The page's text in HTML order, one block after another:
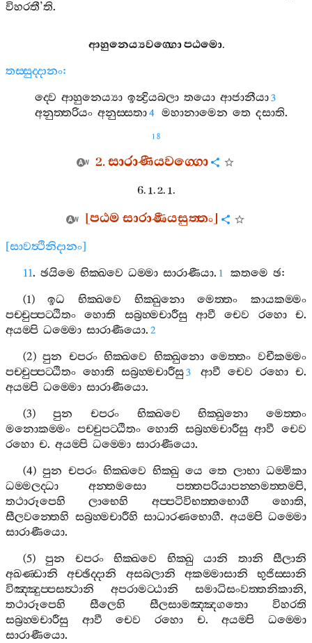
විහරතී’ති.
ආහුනෙය්‍යවග‍්ගොපඨමො.
තස‍්සුද‍්දානං:
ද‍්වෙ ආහුනෙය්‍යා ඉන්‍ද්‍රියබලා තයො ආජානීයා3
අනුත‍්තරියං අනුස‍්සතා4 මහානාමෙන තෙ දසාති.
18
2.සාරාණීයවග‍්ගො
6. 1. 2. 1.
[පඨමසාරාණීයසුත‍්තං]
[සාවත්‍ථිනිදානං]
11. ඡයිමෙ භික‍්ඛවෙ ධම‍්මා සාරාණීයා. 1 කතමෙ ඡ:
(1)ඉධ භික‍්ඛවෙ භික‍්ඛුනො මෙත‍්තං
කායකම‍්මං
පච‍්චුප‍්පට‍්ඨිතං
හොති සබ්‍රහ‍්මචාරීසු ආවී චෙව රහො ච.
අයම‍්පි ධම‍්මො සාරාණීයො. 2
(2)පුන චපරං භික‍්ඛවෙ භික‍්ඛුනො මෙත‍්තං වචීකම‍්මං
පච‍්චුප‍්පට‍්ඨිතං හොති සබ්‍රහ‍්මචාරීසු3 ආවී චෙව රහො ච.
අයම‍්පි ධම‍්මො සාරාණීයො.
(3)පුන චපරං භික‍්ඛවෙ භික‍්ඛුනො
මෙත‍්තං
මනොකම‍්මං පච‍්චුපට‍්ඨිතං හොති සබ්‍රහ‍්මචාරීසු ආවී චෙව
රහො ච. අයම‍්පි ධම‍්මො සාරාණීයො.
(4) පුන චපරං භික‍්ඛවෙ භික‍්ඛු යෙ තෙ ලාභා ධම‍්මිකා
ධම‍්මලද‍්ධා
අන‍්තමසො පත‍්තපරියාපන‍්නමත‍්තම‍්පි,
තථාරූපෙහි
ලාභෙහි අප‍්පටිවිභත‍්තභොගී හොති,
සීලවන‍්තෙහි සබ්‍රහ‍්මචාරීහි සාධාරණභොගී. අයම‍්පි ධම‍්මො
සාරාණීයො.
(5)පුන චපරං භික‍්ඛවෙ භික‍්ඛු යානි තානි
සීලානි
අඛණ‍්ඩානි
අච‍්ඡිද‍්දානි අසබලානි අකම‍්මාසානි
භුජිස‍්සානි
විඤ‍්ඤුප‍්පසත්‍ථානි
අපරාමට‍්ඨානි සමාධිසංවත‍්තනිකානි,
තථාරූපෙහි
සීලෙහි සීලසාමඤ‍්ඤගතො
විහරති
සබ්‍රහ‍්මචාරීසු
ආවී චෙව රහො ච.අයම‍්පි
ධම‍්මො
සාරාණීයො.